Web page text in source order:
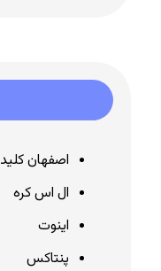
اصفهان کلید
ال اس کره
اینوت
پنتاکس